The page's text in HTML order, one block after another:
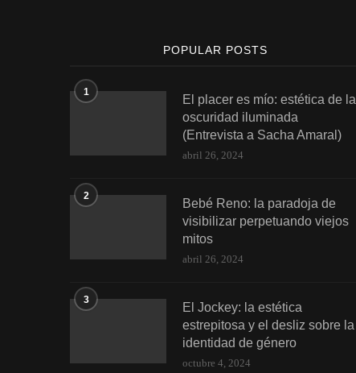
POPULAR POSTS
1
El placer es mío: estética de la
oscuridad iluminada
(Entrevista a Sacha Amaral)
abril 26, 2024
2
Bebé Reno: la paradoja de
visibilizar perpetuando viejos
mitos
abril 26, 2024
3
El Jockey: la estética
estrepitosa y el desliz sobre la
identidad de género
octubre 4, 2024